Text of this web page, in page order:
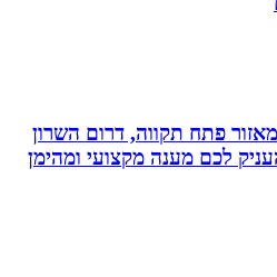
פתח תקווה, דרום השרון
מענה מקצועי ומהימן